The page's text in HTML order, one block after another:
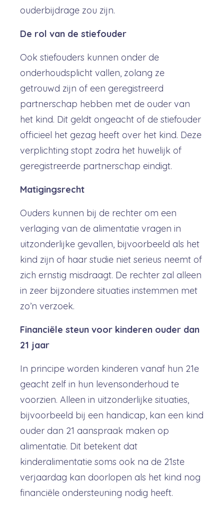
ouderbijdrage zou zijn.
De rol van de stiefouder
Ook stiefouders kunnen onder de
onderhoudsplicht vallen, zolang ze
getrouwd zijn of een geregistreerd
partnerschap hebben met de ouder van
het kind. Dit geldt ongeacht of de stiefouder
officieel het gezag heeft over het kind. Deze
verplichting stopt zodra het huwelijk of
geregistreerde partnerschap eindigt.
Matigingsrecht
Ouders kunnen bij de rechter om een
verlaging van de alimentatie vragen in
uitzonderlijke gevallen, bijvoorbeeld als het
kind zijn of haar studie niet serieus neemt of
zich ernstig misdraagt. De rechter zal alleen
in zeer bijzondere situaties instemmen met
zo’n verzoek.
Financiële steun voor kinderen ouder dan
21 jaar
In principe worden kinderen vanaf hun 21e
geacht zelf in hun levensonderhoud te
voorzien. Alleen in uitzonderlijke situaties,
bijvoorbeeld bij een handicap, kan een kind
ouder dan 21 aanspraak maken op
alimentatie. Dit betekent dat
kinderalimentatie soms ook na de 21ste
verjaardag kan doorlopen als het kind nog
financiële ondersteuning nodig heeft.